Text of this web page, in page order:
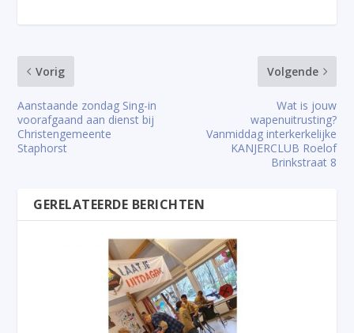
Vorig
Aanstaande zondag Sing-in
voorafgaand aan dienst bij
Christengemeente
Staphorst
Volgende
Wat is jouw
wapenuitrusting?
Vanmiddag interkerkelijke
KANJERCLUB Roelof
Brinkstraat 8
GERELATEERDE BERICHTEN